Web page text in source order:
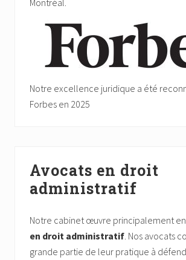
Notre excellence juridique a été
Forbes en 2025
Avocats en droit
administratif
Notre cabinet œuvre principalement en
en droit administratif . Nos avocats
grande partie de leur pratique à